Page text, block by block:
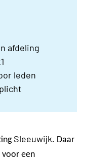
afdeling
leden
Sleeuwijk. Daar
voor een